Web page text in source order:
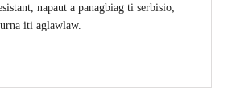
napaut a panagbiag ti serbisio;
iti aglawlaw.